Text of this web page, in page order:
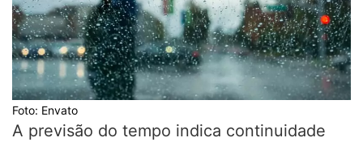
Foto: Envato
A previsão do tempo indica continuidade